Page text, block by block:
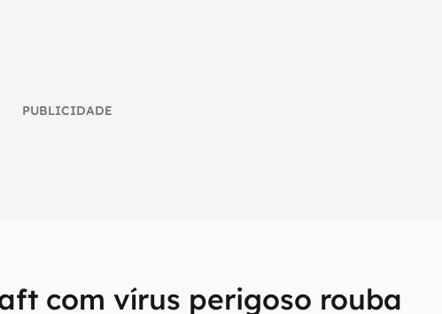
PUBLICIDADE
com vírus perigoso rouba